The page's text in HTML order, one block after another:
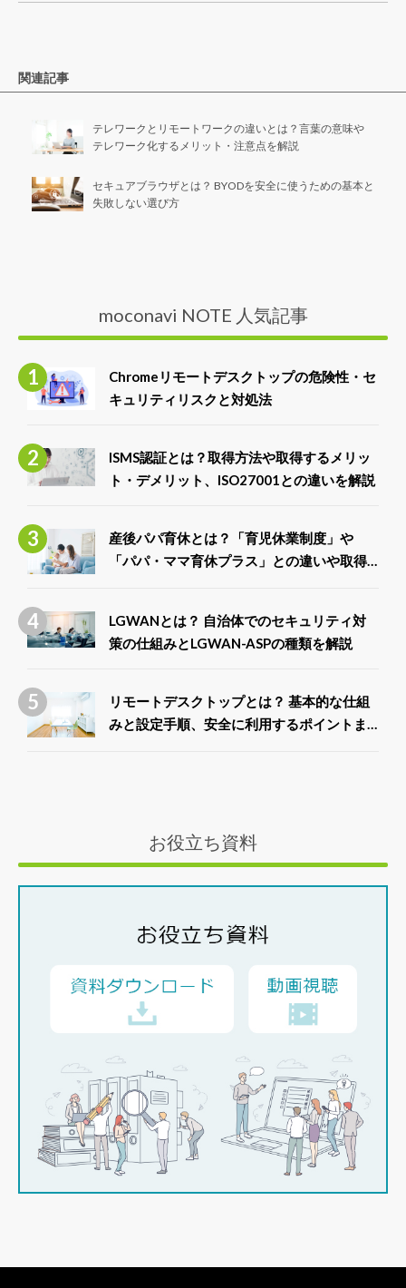
関連記事
テレワークとリモートワークの違いとは？言葉の意味や
テレワーク化するメリット・注意点を解説
セキュアブラウザとは？ BYODを安全に使うための基本と
失敗しない選び方
moconavi NOTE 人気記事
Chromeリモートデスクトップの危険性・セ
キュリティリスクと対処法
ISMS認証とは？取得方法や取得するメリッ
ト・デメリット、ISO27001との違いを解説
産後パパ育休とは？「育児休業制度」や
「パパ・ママ育休プラス」との違いや取得
LGWANとは？ 自治体でのセキュリティ対
策の仕組みとLGWAN-ASPの種類を解説
リモートデスクトップとは？ 基本的な仕組
みと設定手順、安全に利用するポイントま
お役立ち資料